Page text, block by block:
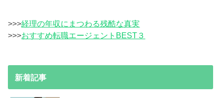
>>>経理の年収にまつわる残酷な真実
>>>おすすめ転職エージェントBEST３
新着記事